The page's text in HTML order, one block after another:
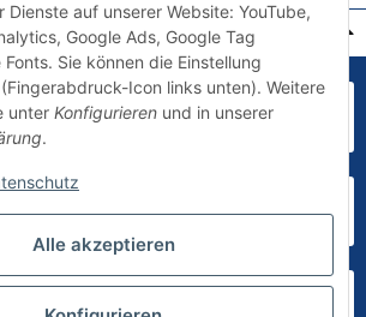
Dienste auf unserer Website: YouTube,
Google Ads, Google Tag
Sie können die Einstellung
Icon links unten). Weitere
unter Konfigurieren und in unserer
.
Alle akzeptieren